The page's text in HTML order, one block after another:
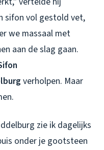
sifon vol gestold vet,
we massaal met
aan de slag gaan.
verholpen. Maar
zie ik dagelijks
onder je gootsteen